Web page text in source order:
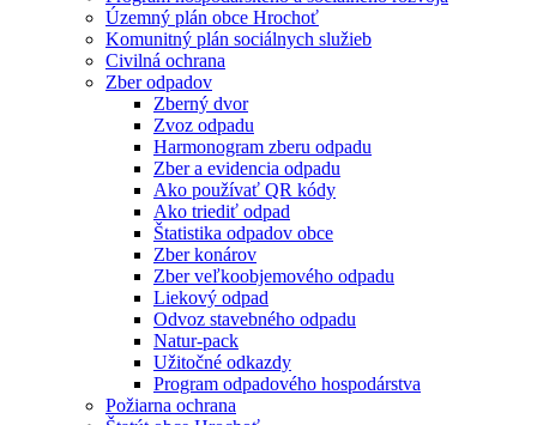
Územný plán obce Hrochoť
Komunitný plán sociálnych služieb
Civilná ochrana
Zber odpadov
Zberný dvor
Zvoz odpadu
Harmonogram zberu odpadu
Zber a evidencia odpadu
Ako používať QR kódy
Ako triediť odpad
Štatistika odpadov obce
Zber konárov
Zber veľkoobjemového odpadu
Liekový odpad
Odvoz stavebného odpadu
Natur-pack
Užitočné odkazdy
Program odpadového hospodárstva
Požiarna ochrana